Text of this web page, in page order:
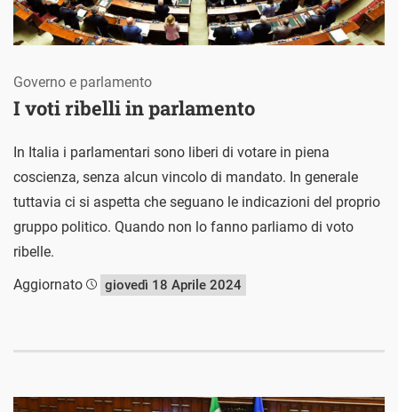
I voti ribelli in parlamento
Governo e parlamento
In Italia i parlamentari sono liberi di votare in piena
coscienza, senza alcun vincolo di mandato. In generale
tuttavia ci si aspetta che seguano le indicazioni del proprio
gruppo politico. Quando non lo fanno parliamo di voto
ribelle.
Aggiornato
giovedì 18 Aprile 2024